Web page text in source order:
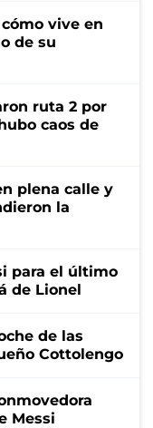
vive en
de su
ruta 2 por
caos de
plena calle y
la
para el último
de Lionel
de las
Cottolengo
Messi